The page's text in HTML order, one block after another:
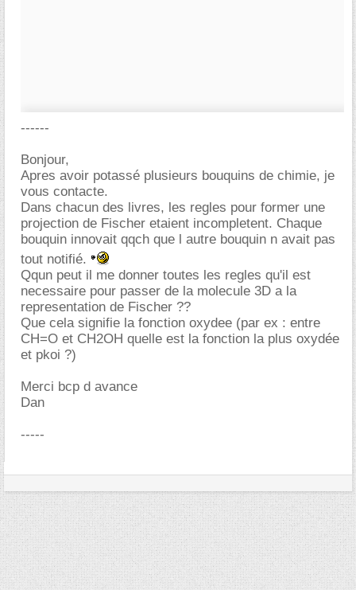
------
Bonjour,
Apres avoir potassé plusieurs bouquins de chimie, je
vous contacte.
Dans chacun des livres, les regles pour former une
projection de Fischer etaient incompletent. Chaque
bouquin innovait qqch que l autre bouquin n avait pas
tout notifié.
Qqun peut il me donner toutes les regles qu'il est
necessaire pour passer de la molecule 3D a la
representation de Fischer ??
Que cela signifie la fonction oxydee (par ex : entre
CH=O et CH2OH quelle est la fonction la plus oxydée
et pkoi ?)
Merci bcp d avance
Dan
-----